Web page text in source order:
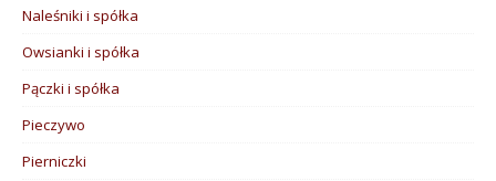
Naleśniki i spółka
Owsianki i spółka
Pączki i spółka
Pieczywo
Pierniczki